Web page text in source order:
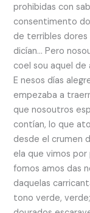
prohibidas con
consentimento
de terribles dores
dicían… Pero
coel sou aquel de
E nesos días
empezaba a
que nosoutros
contían, lo que
desde el crumen
ela que vimos
fomos amos das
daquelas
tono verde,